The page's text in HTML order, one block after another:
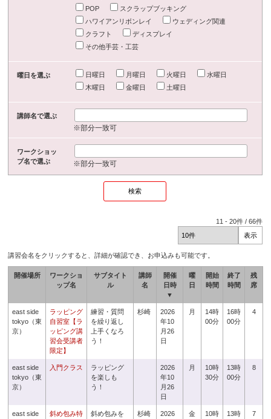
POP
スクラップブッキング
ハワイアンリボンレイ
ウェディング関連
クラフト
ディスプレイ
その他手芸・工芸
曜日を選ぶ 日曜日 月曜日 火曜日
水曜日
木曜日
金曜日 土曜日
講師名で選ぶ
※部分一致可
ワークショッ
プ名で選ぶ
※部分一致可
11 -20件 /66件
講習会名をクリックすると、詳細が確認でき、お申込みも可能です。
開催場所
ワークショ
ップ名
サブタイト
ル
講師
名
開催
日時
▼
曜
日
開始
時間
終了
時間
残
席
east side
tokyo（東
京）
ラッピング
自習室【ラ
ッピング講
習会受講者
限定】
練習・質問
を繰り返し
上手くなろ
う！
杉崎
2026
年10
月26
日
月
14時
00分
16時
00分
4
east side
tokyo（東
京）
入門クラス
ラッピング
を楽しも
う！
2026
年10
月26
日
月
10時
30分
13時
00分
8
east side
斜め包み特
斜め包みを
杉崎
2026
金
10時
13時
7